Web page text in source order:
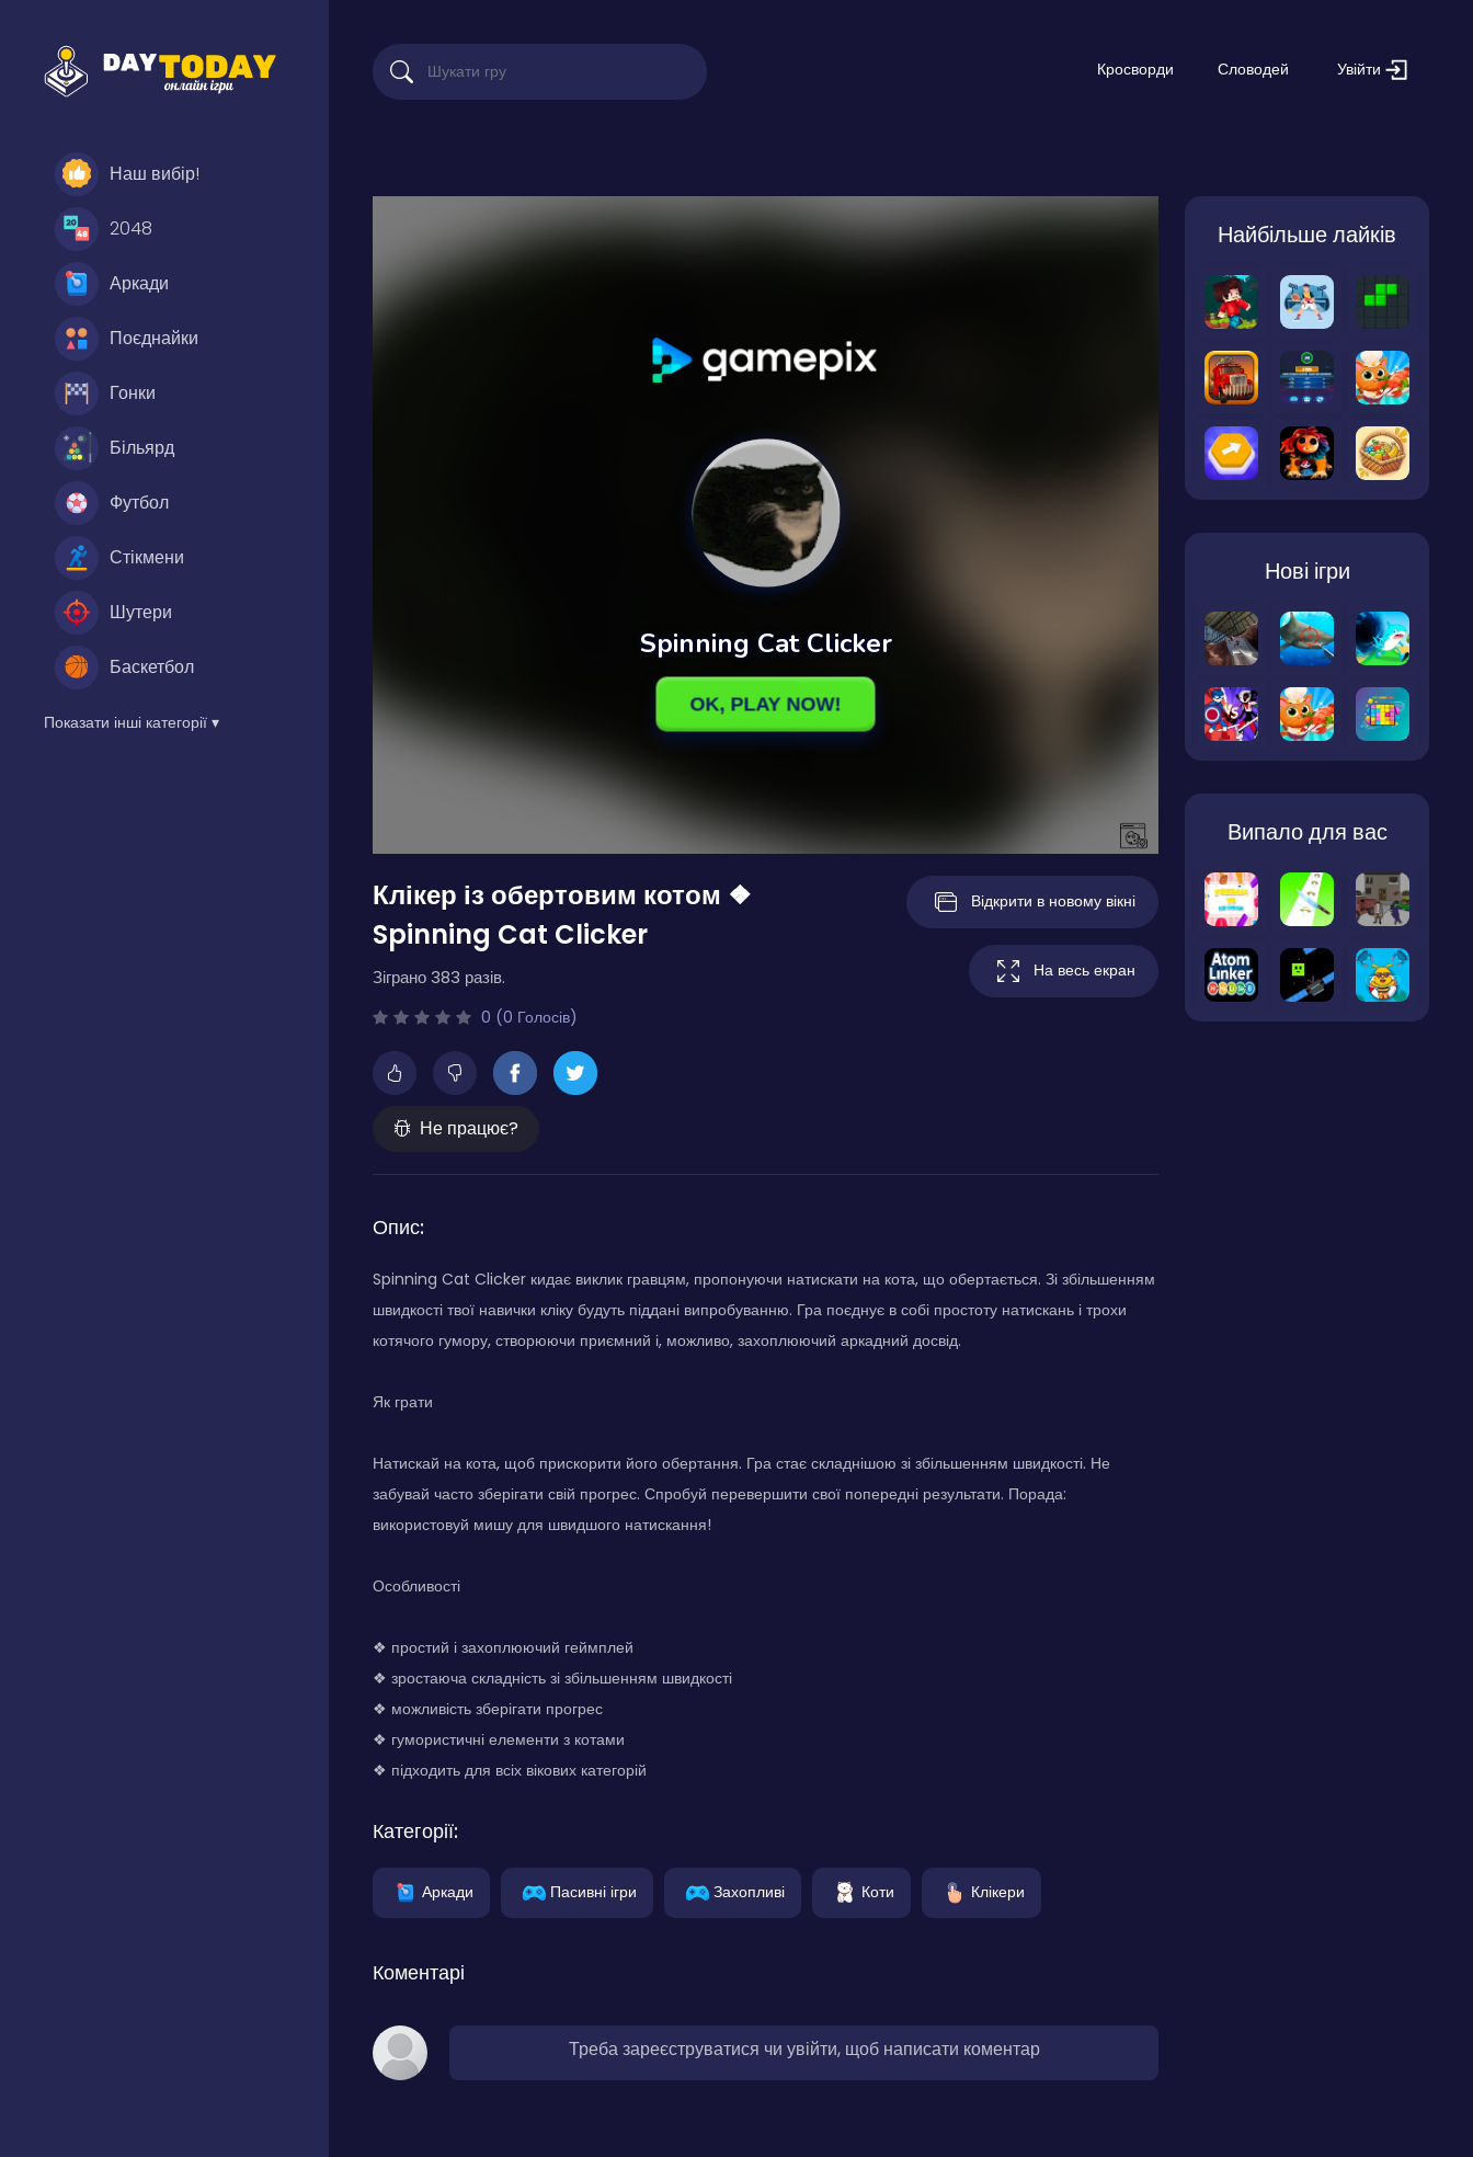
Наш вибір!
2048
Аркади
Поєднайки
Гонки
Більярд
Футбол
Стікмени
Шутери
Баскетбол
Показати інші категорії ▾
Кросворди Словодей Увійти
Клікер із обертовим котом ❖
Spinning Cat Clicker
Зіграно 383 разів.
0 (0 Голосів)
Не працює?
Відкрити в новому вікні
На весь екран
Опис:
Spinning Cat Clicker кидає виклик гравцям, пропонуючи натискати на кота, що обертається. Зі збільшенням
швидкості твої навички кліку будуть піддані випробуванню. Гра поєднує в собі простоту натискань і трохи
котячого гумору, створюючи приємний і, можливо, захоплюючий аркадний досвід.
Як грати
Натискай на кота, щоб прискорити його обертання. Гра стає складнішою зі збільшенням швидкості. Не
забувай часто зберігати свій прогрес. Спробуй перевершити свої попередні результати. Порада:
використовуй мишу для швидшого натискання!
Особливості
❖ простий і захоплюючий геймплей
❖ зростаюча складність зі збільшенням швидкості
❖ можливість зберігати прогрес
❖ гумористичні елементи з котами
❖ підходить для всіх вікових категорій
Категорії:
Аркади Пасивні ігри Захопливі Коти Клікери
Коментарі
Треба зареєструватися чи увійти, щоб написати коментар
Найбільше лайків
Нові ігри
Випало для вас